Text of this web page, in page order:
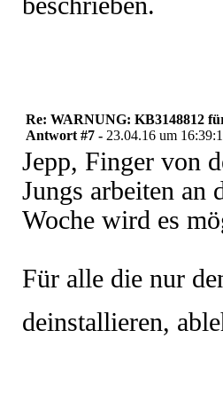
Re: WARNUNG: KB3148812
Antwort #7 - 23.04.16 um
Jepp, Finger von
Jungs arbeiten an
Woche wird es
Für alle die nur
deinstallieren,